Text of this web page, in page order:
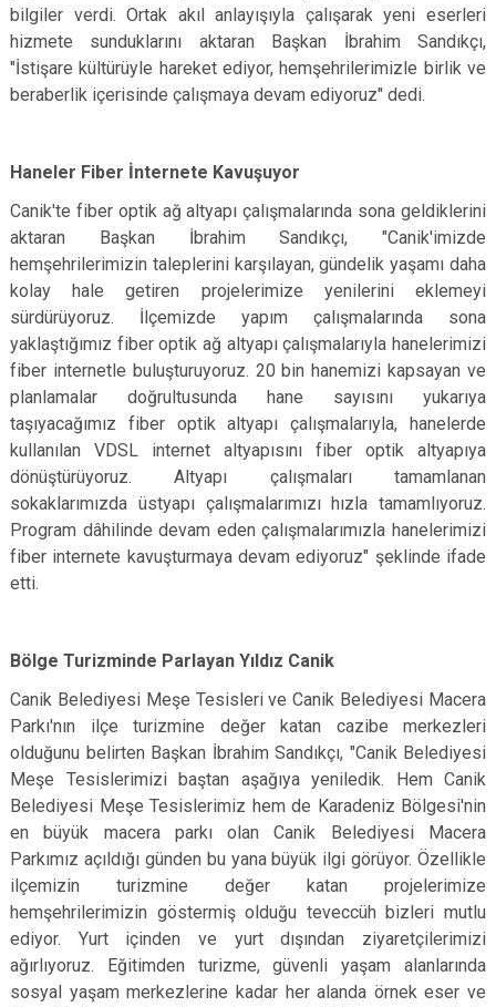
bilgiler verdi. Ortak akıl anlayışıyla çalışarak yeni eserleri
hizmete sunduklarını aktaran Başkan İbrahim Sandıkçı,
"İstişare kültürüyle hareket ediyor, hemşehrilerimizle birlik ve
beraberlik içerisinde çalışmaya devam ediyoruz" dedi.
Haneler Fiber İnternete Kavuşuyor
Canik'te fiber optik ağ altyapı çalışmalarında sona geldiklerini
aktaran Başkan İbrahim Sandıkçı, "Canik'imizde
hemşehrilerimizin taleplerini karşılayan, gündelik yaşamı daha
kolay hale getiren projelerimize yenilerini eklemeyi
sürdürüyoruz. İlçemizde yapım çalışmalarında sona
yaklaştığımız fiber optik ağ altyapı çalışmalarıyla hanelerimizi
fiber internetle buluşturuyoruz. 20 bin hanemizi kapsayan ve
planlamalar doğrultusunda hane sayısını yukarıya
taşıyacağımız fiber optik altyapı çalışmalarıyla, hanelerde
kullanılan VDSL internet altyapısını fiber optik altyapıya
dönüştürüyoruz. Altyapı çalışmaları tamamlanan
sokaklarımızda üstyapı çalışmalarımızı hızla tamamlıyoruz.
Program dâhilinde devam eden çalışmalarımızla hanelerimizi
fiber internete kavuşturmaya devam ediyoruz" şeklinde ifade
etti.
Bölge Turizminde Parlayan Yıldız Canik
Canik Belediyesi Meşe Tesisleri ve Canik Belediyesi Macera
Parkı'nın ilçe turizmine değer katan cazibe merkezleri
olduğunu belirten Başkan İbrahim Sandıkçı, "Canik Belediyesi
Meşe Tesislerimizi baştan aşağıya yeniledik. Hem Canik
Belediyesi Meşe Tesislerimiz hem de Karadeniz Bölgesi'nin
en büyük macera parkı olan Canik Belediyesi Macera
Parkımız açıldığı günden bu yana büyük ilgi görüyor. Özellikle
ilçemizin turizmine değer katan projelerimize
hemşehrilerimizin göstermiş olduğu teveccüh bizleri mutlu
ediyor. Yurt içinden ve yurt dışından ziyaretçilerimizi
ağırlıyoruz. Eğitimden turizme, güvenli yaşam alanlarında
sosyal yaşam merkezlerine kadar her alanda örnek eser ve